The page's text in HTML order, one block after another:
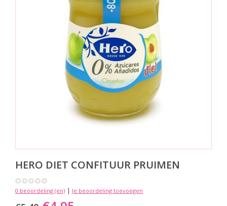
HERO DIET CONFITUUR PRUIMEN
0 beoordeling (en) | Je beoordeling toevoegen